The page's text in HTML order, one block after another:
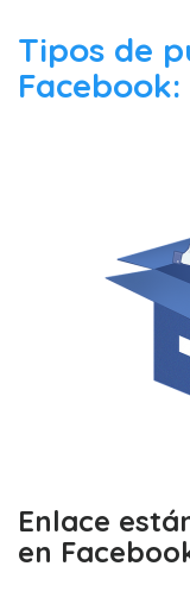
Tipos de
Enlace
en